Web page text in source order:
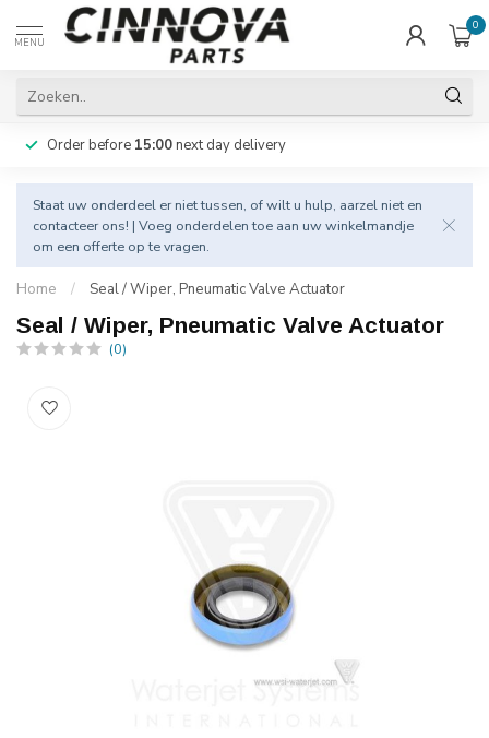
MENU
0
Order before 15:00next day delivery
Staat uw onderdeel er niet tussen, of wilt u hulp, aarzel niet en
contacteer ons! | Voeg onderdelen toe aan uw winkelmandje
om een offerte op te vragen.
Home / Seal / Wiper, Pneumatic Valve Actuator
Seal / Wiper, Pneumatic Valve Actuator
(0)